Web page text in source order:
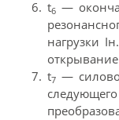
t6 —
нагрузки
t7 —